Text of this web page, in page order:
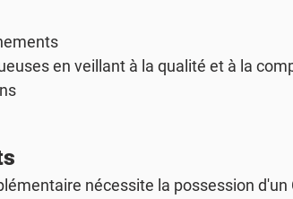
en veillant à la qualité et à la
nécessite la possession